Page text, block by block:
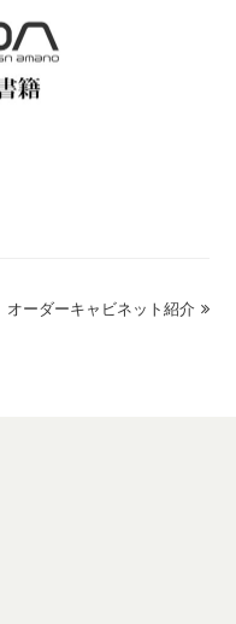
next
オーダーキャビネット紹介